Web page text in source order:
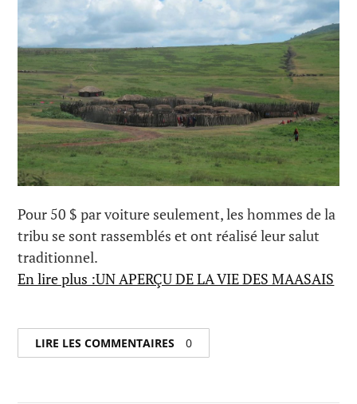
Pour 50 $ par voiture seulement, les hommes de la
tribu se sont rassemblés et ont réalisé leur salut
traditionnel.
En lire plus :UN APERÇU DE LA VIE DES MAASAIS
LIRE LES COMMENTAIRES 0